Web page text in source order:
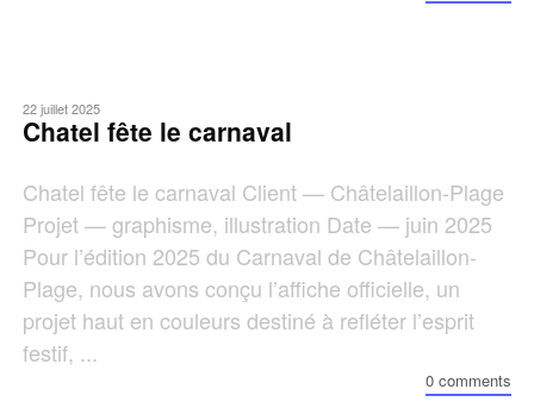
22 juillet 2025
Chatel fête le carnaval
Chatel fête le carnaval Client — Châtelaillon-Plage
Projet — graphisme, illustration Date — juin 2025
Pour l’édition 2025 du Carnaval de Châtelaillon-
Plage, nous avons conçu l’affiche officielle, un
projet haut en couleurs destiné à refléter l’esprit
festif, ...
0 comments